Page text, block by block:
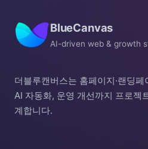
BlueCanvas
AI-driven web & growth
더블루캔버스는 홈페이지·랜딩
AI 자동화, 운영 개선까지 프로젝
계합니다.